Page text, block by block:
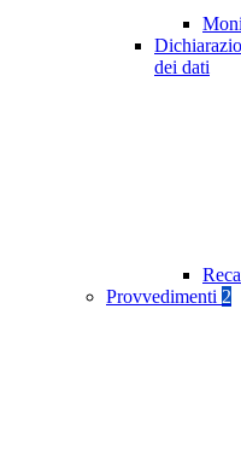
dei dati
Provvedimenti 2